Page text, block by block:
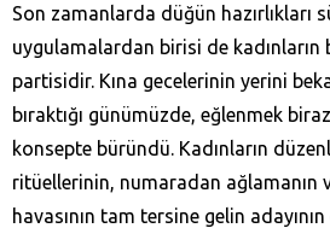
Son zamanlarda düğün hazırlıkları
uygulamalardan birisi de kadınların
partisidir. Kına gecelerinin yerini
bıraktığı günümüzde, eğlenmek
konsepte büründü. Kadınların
ritüellerinin, numaradan ağlamanın
havasının tam tersine gelin adayının